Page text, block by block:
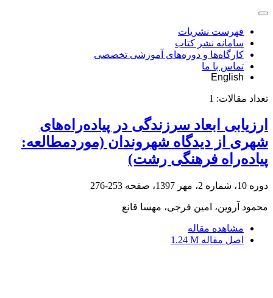
فهرست نشریات
سامانه نشر کتاب
کارگاه‌ها و دوره‌های آموزشی تخصصی
تماس با ما
English
تعداد مقالات: 1
ارزیابی ابعاد سرزندگی در پیاده‌راه‌های
شهری از دیدگاه شهروندان (موردمطالعه:
پیاده‌راه فرهنگی رشت)
دوره 10، شماره 2، مهر 1397، صفحه 253-276
محمود آروین، امین فرجی، مهسا قانع
مشاهده مقاله
اصل مقاله 1.24 M